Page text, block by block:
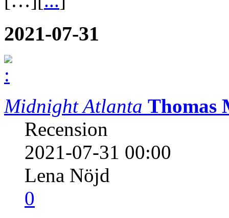
2021-07-31
Midnight Atlanta Thomas
Recension
2021-07-31 00:00
Lena Nöjd
0